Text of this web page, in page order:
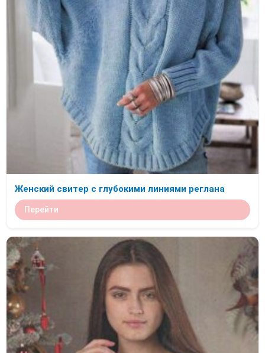
Женский свитер с глубокими линиями реглана
Перейти